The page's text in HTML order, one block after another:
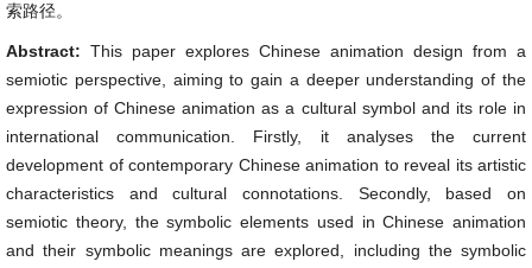
索路径。
Abstract: This paper explores Chinese animation design from a
semiotic perspective, aiming to gain a deeper understanding of the
expression of Chinese animation as a cultural symbol and its role in
international communication. Firstly, it analyses the current
development of contemporary Chinese animation to reveal its artistic
characteristics and cultural connotations. Secondly, based on
semiotic theory, the symbolic elements used in Chinese animation
and their symbolic meanings are explored, including the symbolic